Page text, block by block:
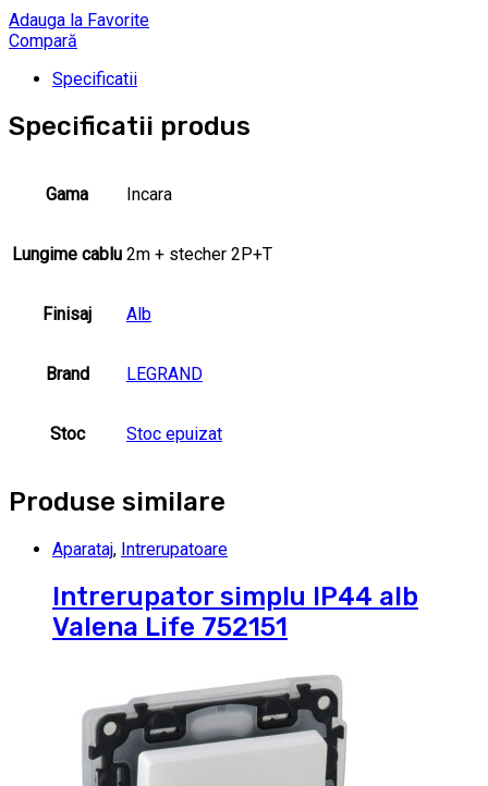
Adauga la Favorite
Compară
Specificatii
Specificatii produs
Gama Incara
Lungime cablu 2m + stecher 2P+T
Finisaj Alb
Brand LEGRAND
Stoc Stoc epuizat
Produse similare
Aparataj, Intrerupatoare
Intrerupator simplu IP44 alb
Valena Life 752151